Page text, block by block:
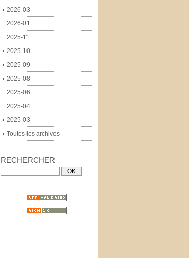
2026-03
2026-01
2025-11
2025-10
2025-09
2025-08
2025-06
2025-04
2025-03
Toutes les archives
RECHERCHER